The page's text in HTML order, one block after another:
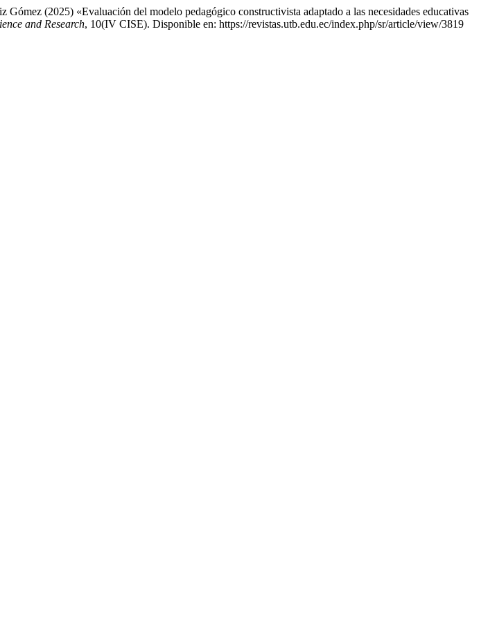
(2025) «Evaluación del modelo pedagógico constructivista adaptado a las necesidades educativas
and Research, 10(IV CISE). Disponible en: https://revistas.utb.edu.ec/index.php/sr/article/view/3819